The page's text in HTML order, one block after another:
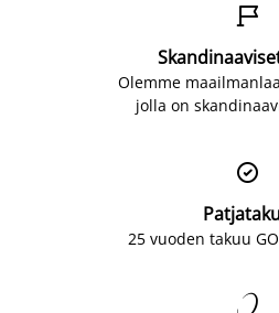

Olemme
jolla on

25 vuoden takuu
